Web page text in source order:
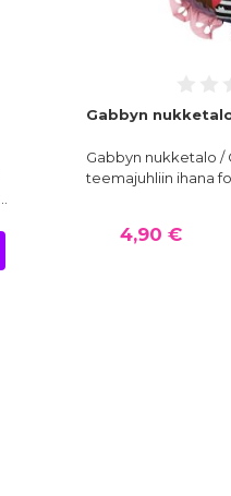
Gabbyn
Gabbyn nukketalo /
teemajuhliin ihana
4,90 €